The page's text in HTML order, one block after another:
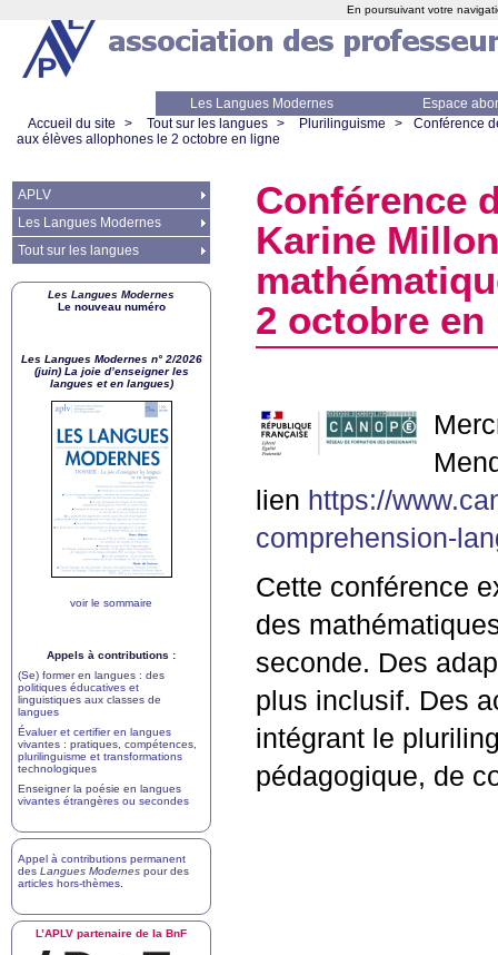
Les Langues Modernes
Espace
Accueil du site
> Tout sur les langues > Plurilinguisme >
Conférence
aux élèves allophones le 2 octobre en ligne
Conférence
Karine
2 octobre en
lien https://
comprehension-
Cette conférence
des
seconde. Des
plus inclusif. Des
intégrant le
pédagogique, de
APLV
Les Langues Modernes
Tout sur les langues
Les Langues Modernes
Le nouveau numéro
Les Langues Modernes n° 2/2026
(juin) La joie d’enseigner les
langues et en langues)
voir le sommaire
Appels à contributions :
(Se) former en langues : des
politiques éducatives et
linguistiques aux classes de
langues
Évaluer et certifier en langues
vivantes : pratiques, compétences,
plurilinguisme et transformations
technologiques
Enseigner la poésie en langues
vivantes étrangères ou secondes
Appel à contributions permanent
des Langues Modernes pour des
articles hors-thèmes
L’APLV partenaire de la BnF
En poursuivant votre